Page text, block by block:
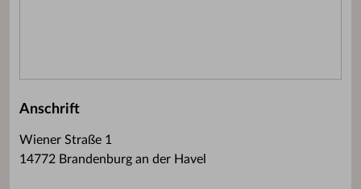
Anschrift
Wiener Straße 1
14772 Brandenburg an der Havel